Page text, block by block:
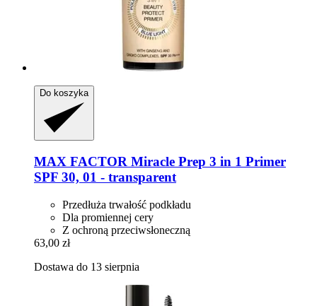
Do koszyka
MAX FACTOR Miracle Prep 3 in 1 Primer
SPF 30, 01 -​ transparent
Przedłuża trwałość podkładu
Dla promiennej cery
Z ochroną przeciwsłoneczną
63,00 zł
Dostawa do 13 sierpnia